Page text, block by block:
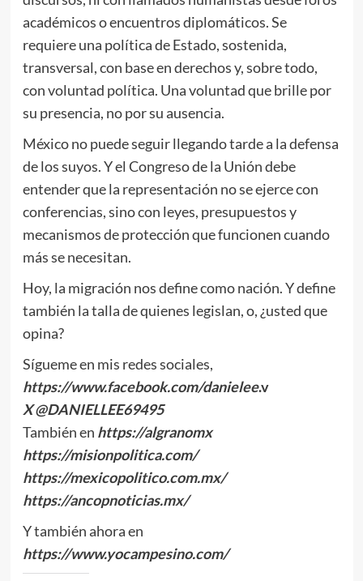
académicos o encuentros diplomáticos. Se
requiere una política de Estado, sostenida,
transversal, con base en derechos y, sobre todo,
con voluntad política. Una voluntad que brille por
su presencia, no por su ausencia.
México no puede seguir llegando tarde a la defensa
de los suyos. Y el Congreso de la Unión debe
entender que la representación no se ejerce con
conferencias, sino con leyes, presupuestos y
mecanismos de protección que funcionen cuando
más se necesitan.
Hoy, la migración nos define como nación. Y define
también la talla de quienes legislan, o, ¿usted que
opina?
Sígueme en mis redes sociales,
https://www.facebook.com/danielee.v
X @DANIELLEE69495
También en https://algranomx
https://misionpolitica.com/
https://mexicopolitico.com.mx/
https://ancopnoticias.mx/
Y también ahora en
https://www.yocampesino.com/